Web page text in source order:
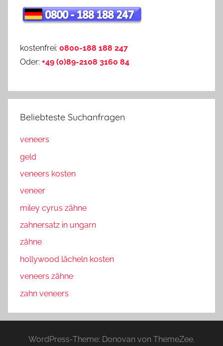
kostenfrei: 0800-188 188 247
Oder: +49 (0)89-2108 3160 84
Beliebteste Suchanfragen
veneers
geld
veneers kosten
veneer
miley cyrus zähne
zahnersatz in ungarn
zähne
hollywood lächeln kosten
veneers zähne
zahn veneers
WordPress-Theme: Donovan von ThemeZee.